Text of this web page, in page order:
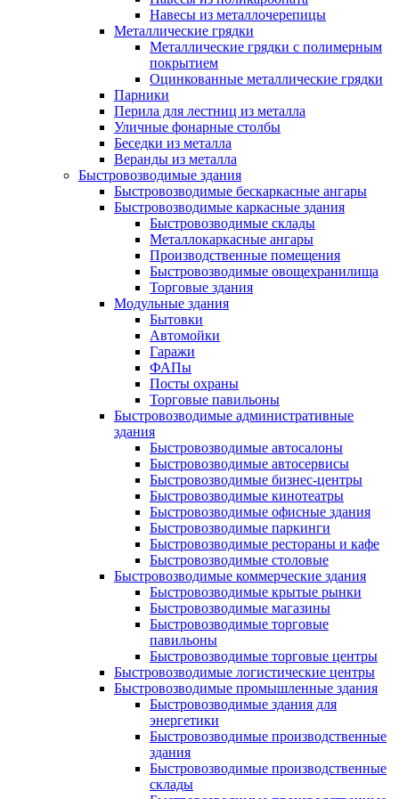
Навесы из металлочерепицы
Металлические грядки
Металлические грядки с полимерным
покрытием
Оцинкованные металлические грядки
Парники
Перила для лестниц из металла
Уличные фонарные столбы
Беседки из металла
Веранды из металла
Быстровозводимые здания
Быстровозводимые бескаркасные ангары
Быстровозводимые каркасные здания
Быстровозводимые склады
Металлокаркасные ангары
Производственные помещения
Быстровозводимые овощехранилища
Торговые здания
Модульные здания
Бытовки
Автомойки
Гаражи
ФАПы
Посты охраны
Торговые павильоны
Быстровозводимые административные
здания
Быстровозводимые автосалоны
Быстровозводимые автосервисы
Быстровозводимые бизнес-центры
Быстровозводимые кинотеатры
Быстровозводимые офисные здания
Быстровозводимые паркинги
Быстровозводимые рестораны и кафе
Быстровозводимые столовые
Быстровозводимые коммерческие здания
Быстровозводимые крытые рынки
Быстровозводимые магазины
Быстровозводимые торговые
павильоны
Быстровозводимые торговые центры
Быстровозводимые логистические центры
Быстровозводимые промышленные здания
Быстровозводимые здания для
энергетики
Быстровозводимые производственные
здания
Быстровозводимые производственные
склады